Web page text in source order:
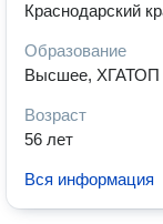
Краснодарский
Образование
Высшее, ХГАТОП
Возраст
56 лет
Вся информация